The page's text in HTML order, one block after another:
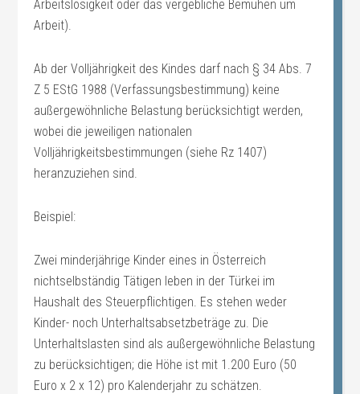
Arbeitslosigkeit oder das vergebliche Bemühen um
Arbeit).
Ab der Volljährigkeit des Kindes darf nach § 34 Abs. 7
Z 5 EStG 1988 (Verfassungsbestimmung) keine
außergewöhnliche Belastung berücksichtigt werden,
wobei die jeweiligen nationalen
Volljährigkeitsbestimmungen (siehe Rz 1407)
heranzuziehen sind.
Beispiel:
Zwei minderjährige Kinder eines in Österreich
nichtselbständig Tätigen leben in der Türkei im
Haushalt des Steuerpflichtigen. Es stehen weder
Kinder- noch Unterhaltsabsetzbeträge zu. Die
Unterhaltslasten sind als außergewöhnliche Belastung
zu berücksichtigen; die Höhe ist mit 1.200 Euro (50
Euro x 2 x 12) pro Kalenderjahr zu schätzen.